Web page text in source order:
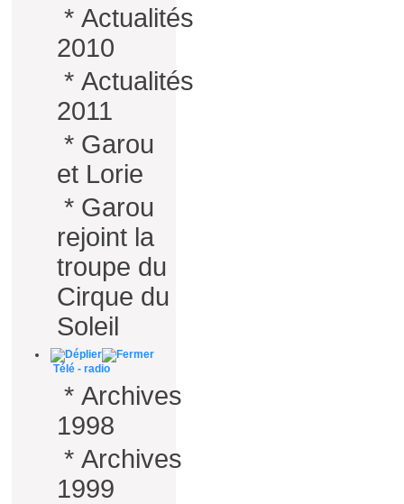
* Actualités
2010
* Actualités
2011
* Garou
et Lorie
* Garou
rejoint la
troupe du
Cirque du
Soleil
Télé - radio
* Archives
1998
* Archives
1999